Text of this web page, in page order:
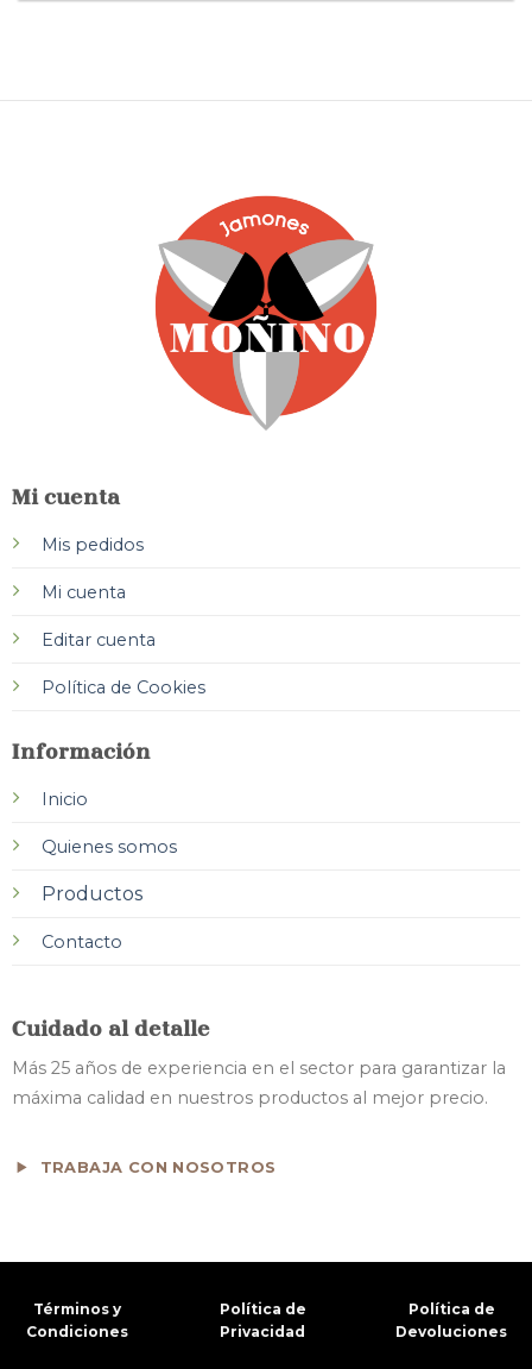
Mi cuenta
Mis pedidos
Mi cuenta
Editar cuenta
Política de Cookies
Información
Inicio
Quienes somos
Productos
Contacto
Cuidado al detalle
Más 25 años de experiencia en el sector para garantizar la
máxima calidad en nuestros productos al mejor precio.
TRABAJA CON NOSOTROS
Términos y
Condiciones
Política de
Privacidad
Política de
Devoluciones